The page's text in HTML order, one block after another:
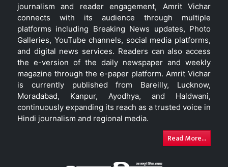
journalism and reader engagement, Amrit Vichar
connects with its audience through multiple
platforms including Breaking News updates, Photo
Galleries, YouTube channels, social media platforms,
and digital news services. Readers can also access
the e-version of the daily newspaper and weekly
magazine through the e-paper platform. Amrit Vichar
is currently published from Bareilly, Lucknow,
Moradabad, Kanpur, Ayodhya, and Haldwani,
continuously expanding its reach as a trusted voice in
Hindi journalism and regional media.
Read More...